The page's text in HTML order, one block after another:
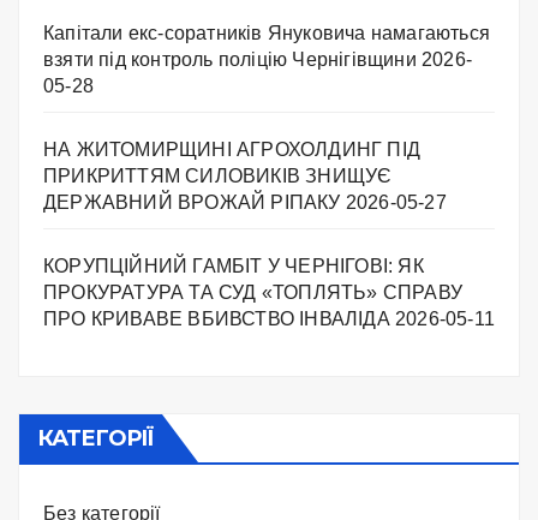
Капітали екс-соратників Януковича намагаються
взяти під контроль поліцію Чернігівщини 2026-
05-28
НА ЖИТОМИРЩИНІ АГРОХОЛДИНГ ПІД
ПРИКРИТТЯМ СИЛОВИКІВ ЗНИЩУЄ
ДЕРЖАВНИЙ ВРОЖАЙ РІПАКУ ​ 2026-05-27
КОРУПЦІЙНИЙ ГАМБІТ У ЧЕРНІГОВІ: ЯК
ПРОКУРАТУРА ТА СУД «ТОПЛЯТЬ» СПРАВУ
ПРО КРИВАВЕ ВБИВСТВО ІНВАЛІДА 2026-05-11
КАТЕГОРІЇ
Без категорії